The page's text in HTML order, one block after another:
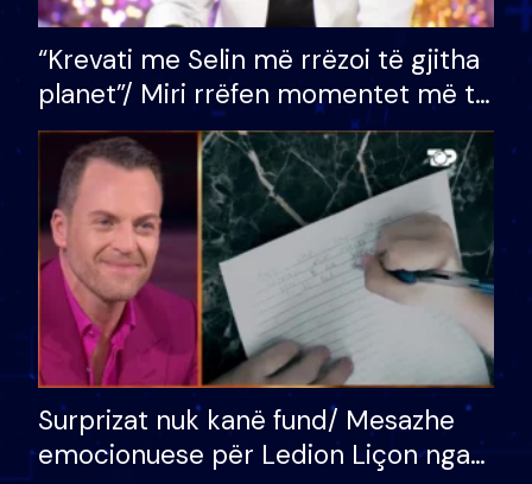
“Krevati me Selin më rrëzoi të gjitha
planet”/ Miri rrëfen momentet më të
bukura në shtëpinë e BB VIP: Do më
mungojë zilja e mëngjesit kur…
Surprizat nuk kanë fund/ Mesazhe
emocionuese për Ledion Liçon nga